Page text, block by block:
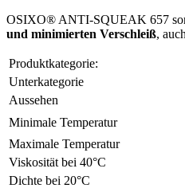
OSIXO® ANTI-SQUEAK 657
und minimierten Verschleiß,
Produktkategorie:
Unterkategorie
Aussehen
Minimale Temperatur
Maximale Temperatur
Viskosität bei 40°C
Dichte bei 20°C